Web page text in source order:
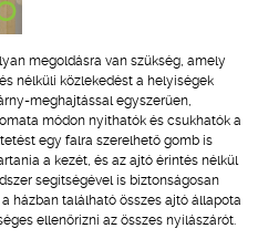
megoldásra van szükség, amely
nélküli közlekedést a helyiségek
meghajtással egyszerűen,
módon nyithatók és csukhatók a
egy falra szerelhető gomb is
a kezét, és az ajtó érintés nélkül
segítségével is biztonságosan
házban található összes ajtó állapota
ellenőrizni az összes nyílászárót.